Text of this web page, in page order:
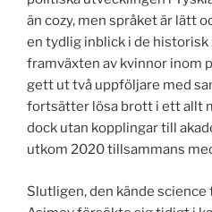
än cozy, men språket är lätt
en tydlig inblick i de
framväxten av kvinnor inom
gett ut två uppföljare med
fortsätter lösa brott i ett allt
dock utan kopplingar till
utkom 2020 tillsammans
Slutligen, den kände